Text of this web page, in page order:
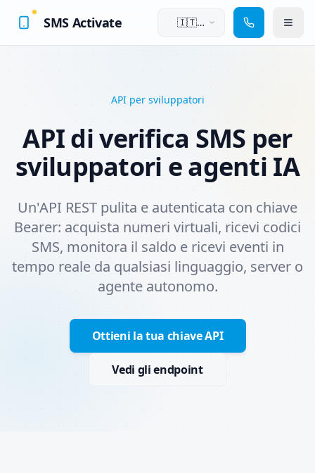
SMS Activate
🇮🇹
API per sviluppatori
API di verifica SMS per
sviluppatori e agenti IA
Un'API REST pulita e autenticata con chiave
Bearer: acquista numeri virtuali, ricevi codici
SMS, monitora il saldo e ricevi eventi in
tempo reale da qualsiasi linguaggio, server o
agente autonomo.
Ottieni la tua chiave API
Vedi gli endpoint